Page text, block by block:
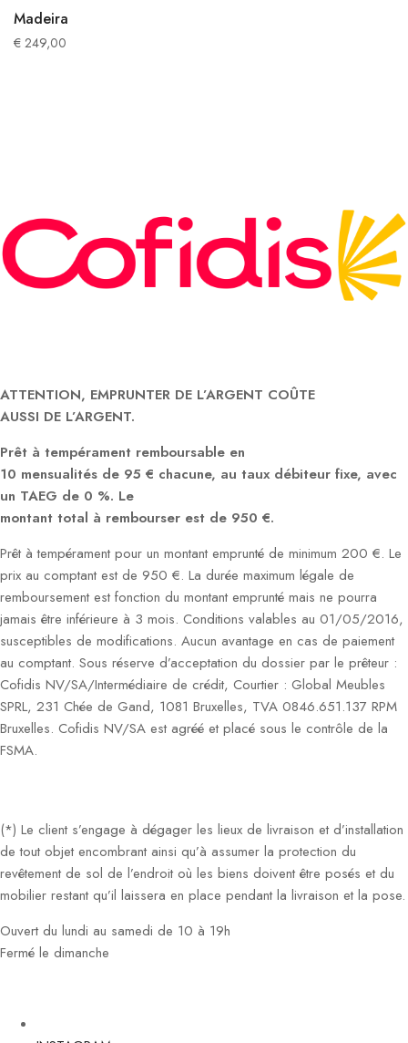
Madeira
€ 249,00
ATTENTION, EMPRUNTER DE L’ARGENT COÛTE
AUSSI DE L’ARGENT.
Prêt à tempérament remboursable en
10 mensualités de 95 € chacune, au taux débiteur fixe, avec
un TAEG de 0 %. Le
montant total à rembourser est de 950 €.
Prêt à tempérament pour un montant emprunté de minimum 200 €. Le
prix au comptant est de 950 €. La durée maximum légale de
remboursement est fonction du montant emprunté mais ne pourra
jamais être inférieure à 3 mois. Conditions valables au 01/05/2016,
susceptibles de modifications. Aucun avantage en cas de paiement
au comptant. Sous réserve d’acceptation du dossier par le prêteur :
Cofidis NV/SA/Intermédiaire de crédit, Courtier : Global Meubles
SPRL, 231 Chée de Gand, 1081 Bruxelles, TVA 0846.651.137 RPM
Bruxelles. Cofidis NV/SA est agréé et placé sous le contrôle de la
FSMA.
(*) Le client s’engage à dégager les lieux de livraison et d’installation
de tout objet encombrant ainsi qu’à assumer la protection du
revêtement de sol de l’endroit où les biens doivent être posés et du
mobilier restant qu’il laissera en place pendant la livraison et la pose.
Ouvert du lundi au samedi de 10 à 19h
Fermé le dimanche